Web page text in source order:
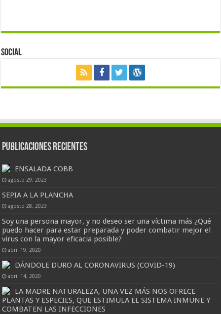
Social
Publicaciones Recientes
ENSALADA COBB
agosto 29, 2023
SEPIA A LA PLANCHA
agosto 28, 2023
Soy una persona mayor, y no deseo ser una víctima más ¿Qué
puedo hacer para estar preparada y poder combatir mejor el
virus con la mayor eficacia posible?
abril 19, 2020
DÁNDOLE DURO AL CORONAVIRUS (COVID-19)
abril 14, 2020
LA MADRE NATURALEZA, UNA VEZ MÁS NOS OFRECE
PLANTAS Y ESPECIES, QUE ESTIMULA EL SISTEMA INMUNE Y
COMBATEN LAS INFECCIONES